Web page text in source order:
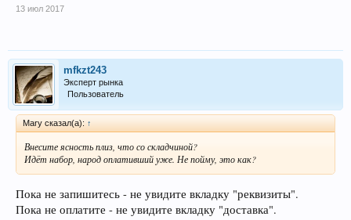
13 июл 2017
mfkzt243
Эксперт рынка
Пользователь
Mary сказал(а): ↑
Внесите ясность плиз, что со складчиной?
Идёт набор, народ оплативший уже. Не пойму, это как?
Пока не запишитесь - не увидите вкладку "реквизиты".
Пока не оплатите - не увидите вкладку "доставка".